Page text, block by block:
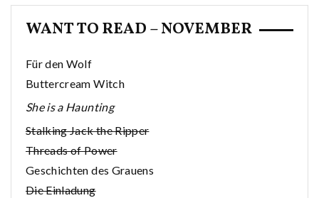
WANT TO READ – NOVEMBER
Für den Wolf
Buttercream Witch
She is a Haunting
Stalking Jack the Ripper
Threads of Power
Geschichten des Grauens
Die Einladung